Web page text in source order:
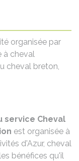
organisée par
à cheval
cheval breton,
service Cheval
est organisée à
d'Azur, cheval
bénéfices qu'il